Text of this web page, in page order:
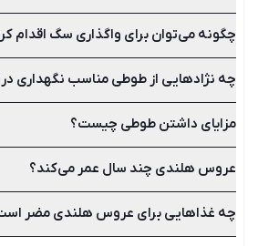
اگر سرپرستی سگی را به عهده دارید
لبنیات، انگور، کشمش، شکلات، الکل
چگونه می‌توان برای واگذاری سگ اقدام
برای این کار می‌توانید از طریق سایت
انتخاب کنید.
چه نژادهایی از طوطی مناسب نگهداری در
طوطی انواع و نژادهای گوناگونی دارد
کاسکو، مرغ عشق، عروس هلندی، ملنگو
مزایای داشتن طوطی چیست؟
هوش عجیب طوطی‌ها، توانایی صحبت در
تبدیل کرده است.
عروس هلندی چند سال عمر می‌کند؟
افزایش داد.
چه غذاهایی برای عروس هلندی مضر